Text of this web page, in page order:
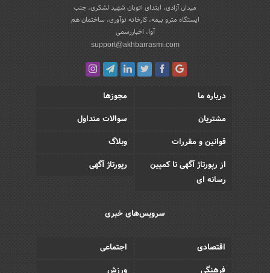
میدان آزادی، ابتدای اتوبان شهید لشکری، جنب
ایستگاه مترو بیمه، کارخانه نوآوری، ساختمان هم
آوا، اخباررسمی
support@akhbarrasmi.com
درباره ما
مجوزها
مشتریان
سوالات متداول
قوانین و مقررات
وبلاگ
از رپورتاژ آگهی تا کمپین
رسانه ای
رپورتاژ آگهی
سرویس‌های خبری
اقتصادی
اجتماعی